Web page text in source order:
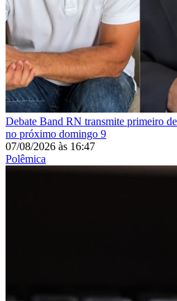
Debate Band RN transmite primeiro
no próximo domingo 9
07/08/2026 às 16:47
Polêmica